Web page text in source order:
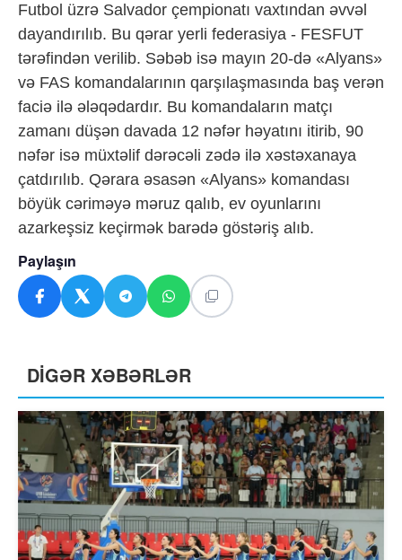
Futbol üzrə Salvador çempionatı vaxtından əvvəl
dayandırılıb. Bu qərar yerli federasiya - FESFUT
tərəfindən verilib. Səbəb isə mayın 20-də «Alyans»
və FAS komandalarının qarşılaşmasında baş verən
faciə ilə ələqədardır. Bu komandaların matçı
zamanı düşən davada 12 nəfər həyatını itirib, 90
nəfər isə müxtəlif dərəcəli zədə ilə xəstəxanaya
çatdırılıb. Qərara əsasən «Alyans» komandası
böyük cəriməyə məruz qalıb, ev oyunlarını
azarkeşsiz keçirmək barədə göstəriş alıb.
Paylaşın
DİGƏR XƏBƏRLƏR